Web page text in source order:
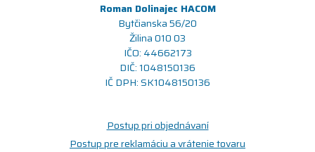
Roman Dolinajec HACOM
Bytčianska 56/20
Žilina 010 03
IČO: 44662173
DIČ: 1048150136
IČ DPH: SK1048150136
Postup pri objednávaní
Postup pre reklamáciu a vrátenie tovaru